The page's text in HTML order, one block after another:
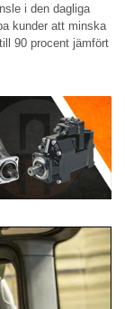
i den dagliga
kunder att minska
90 procent jämfört